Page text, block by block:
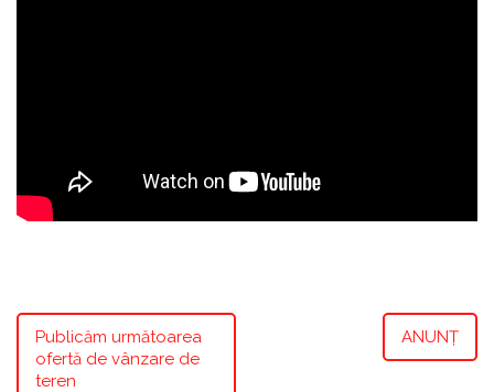
Publicăm următoarea
ofertă de vânzare de
teren
ANUNȚ